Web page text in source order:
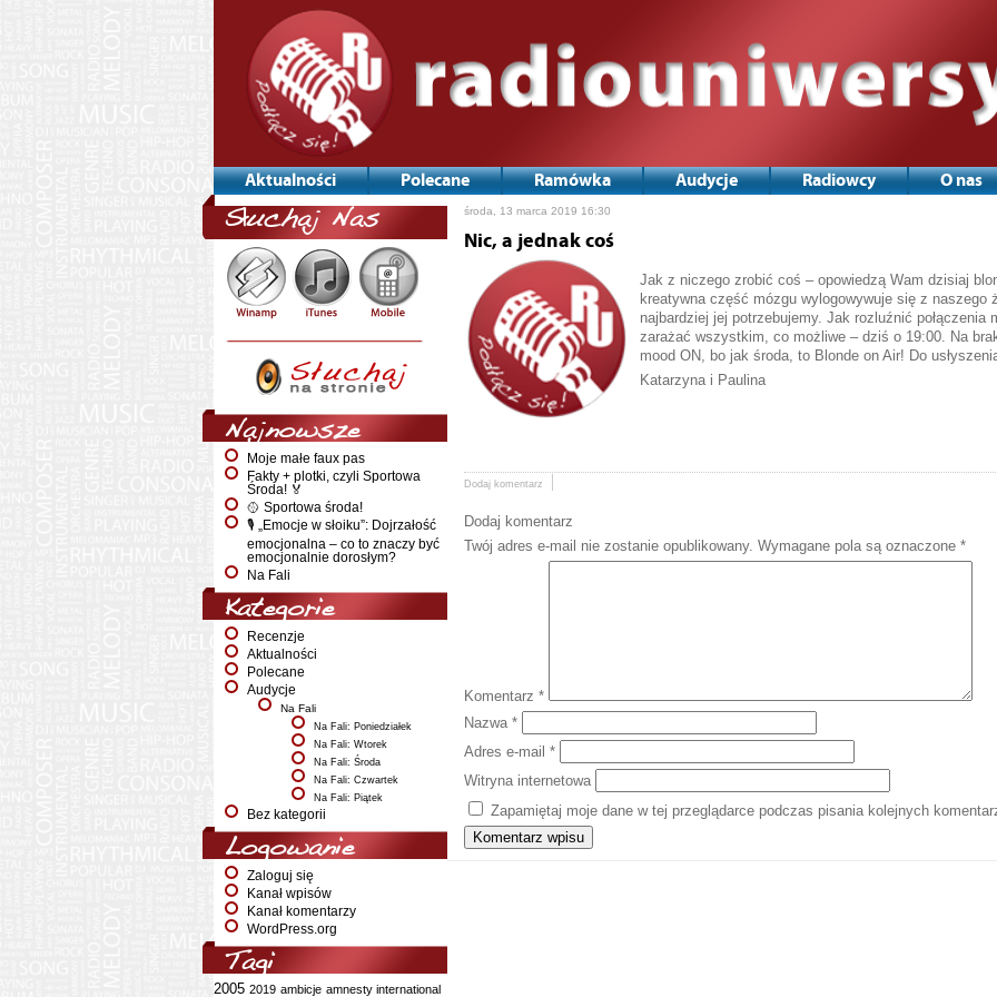
Aktualności Polecane Ramówka Audycje Radiowcy O nas
Słuchaj Nas
Najnowsze
Moje małe faux pas
Fakty + plotki, czyli Sportowa
Środa! 🏅
🥎 Sportowa środa!
🎙️ „Emocje w słoiku”: Dojrzałość
emocjonalna – co to znaczy być
emocjonalnie dorosłym?
Na Fali
Kategorie
Recenzje
Aktualności
Polecane
Audycje
Na Fali
Na Fali: Poniedziałek
Na Fali: Wtorek
Na Fali: Środa
Na Fali: Czwartek
Na Fali: Piątek
Bez kategorii
Logowanie
Zaloguj się
Kanał wpisów
Kanał komentarzy
WordPress.org
Tagi
2005 2019 ambicje amnesty international
środa, 13 marca 2019 16:30
Nic, a jednak coś
Jak z niczego zrobić coś – opowiedzą Wam dzisiaj
kreatywna część mózgu wylogowywuje się z
najbardziej jej potrzebujemy. Jak rozluźnić
zarażać wszystkim, co możliwe – dziś o 19:00. Na
mood ON, bo jak środa, to Blonde on Air! Do
Katarzyna i Paulina
Dodaj komentarz
Dodaj komentarz
Twój adres e-mail nie zostanie opublikowany. Wymagane pola są oznaczone *
Komentarz *
Nazwa *
Adres e-mail *
Witryna internetowa
Zapamiętaj moje dane w tej przeglądarce podczas pisania kolejnych